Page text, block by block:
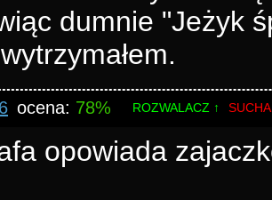
dumnie "Jeżyk
ocena: 78% ROZWALACZ ↑
opowiada